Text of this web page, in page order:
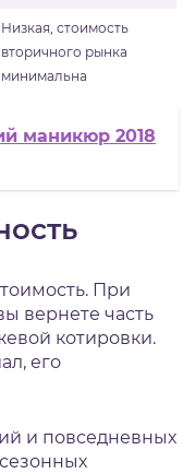
Низкая, стоимость
вторичного рынка
минимальна
маникюр 2018
При
вернете часть
котировки.
его
и повседневных